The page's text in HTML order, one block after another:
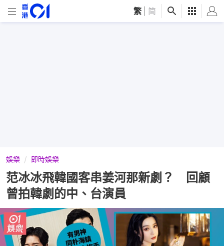
繁 简
娛樂 即時娛樂
范冰冰飛韓國客串姜河那新劇？ 回顧
曾拍韓劇的中、台演員